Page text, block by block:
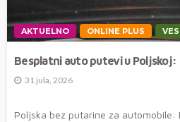
AKTUELNO ONLINE PLUS
Besplatni auto putevi u Poljskoj:
31 jula, 2026
Poljska bez putarine za automobile: